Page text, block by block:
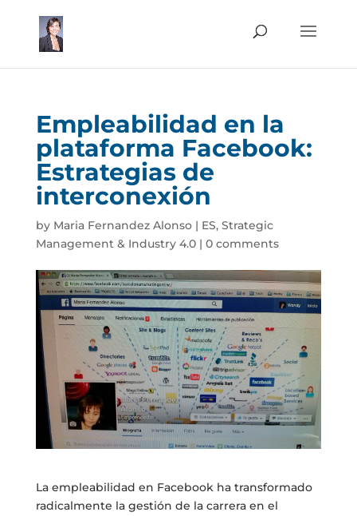
Empleabilidad en la
plataforma Facebook:
Estrategias de
interconexión
by Maria Fernandez Alonso| ES, Strategic
Management & Industry 4.0| 0 comments
La empleabilidad en Facebook ha transformado
radicalmente la gestión de la carrera en el